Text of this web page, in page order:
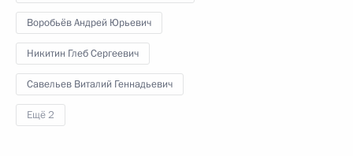
Воробьёв Андрей Юрьевич
Никитин Глеб Сергеевич
Савельев Виталий Геннадьевич
Ещё 2